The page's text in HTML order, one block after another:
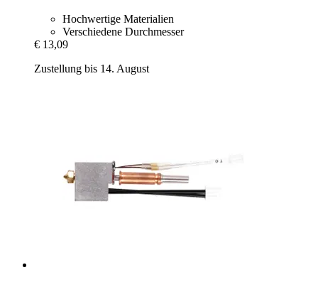
Hochwertige Materialien
Verschiedene Durchmesser
€ 13,09
Zustellung bis 14. August